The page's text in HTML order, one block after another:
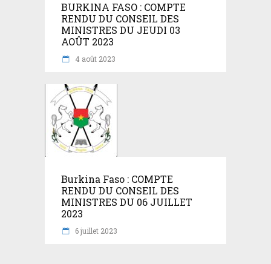
BURKINA FASO : COMPTE
RENDU DU CONSEIL DES
MINISTRES DU JEUDI 03
AOÛT 2023
4 août 2023
Burkina Faso : COMPTE
RENDU DU CONSEIL DES
MINISTRES DU 06 JUILLET
2023
6 juillet 2023